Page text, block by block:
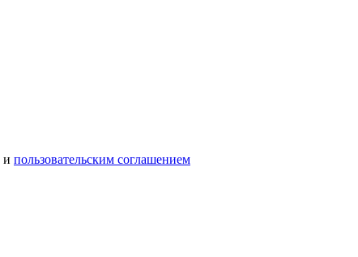
и пользовательским соглашением